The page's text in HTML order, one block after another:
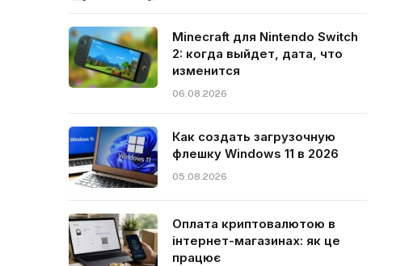
Minecraft для Nintendo Switch
2: когда выйдет, дата, что
изменится
06.08.2026
Как создать загрузочную
флешку Windows 11 в 2026
05.08.2026
Оплата криптовалютою в
інтернет-магазинах: як це
працює